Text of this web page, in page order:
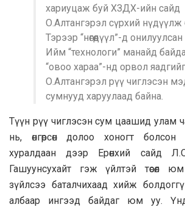
хариуцаж буй ХЗДХ-ийн сайд
О.Алтангэрэл сүрхий нүдүүлж
Тэрээр “нөгөөдүүл”-д
Ийм “технологи” манайд
“овоо хараа”-нд орвол яадгийг
О.Алтангэрэл рүү чиглэсэн
сумнууд харуулаад байна.
Түүн рүү чиглэсэн сум цаашид улам
нь, өнгөрсөн долоо хоногт
хуралдаан дээр Ерөнхий сайд
Гашуунсухайт гэж үйлтэй төсөл
зүйлсээ баталчихаад хийж
албаар ингээд байдаг юм уу.